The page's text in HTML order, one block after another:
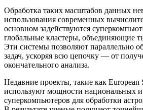
Обработка таких масштабов данных
использования современных
основном задействуются
глобальные кластеры, объединяющие
Эти системы позволяют параллельно
задач, ускоряя всю цепочку — от
окончательного анализа.
Недавние проекты, такие как European
используют мощности национальных
суперкомпьютеров для обработки